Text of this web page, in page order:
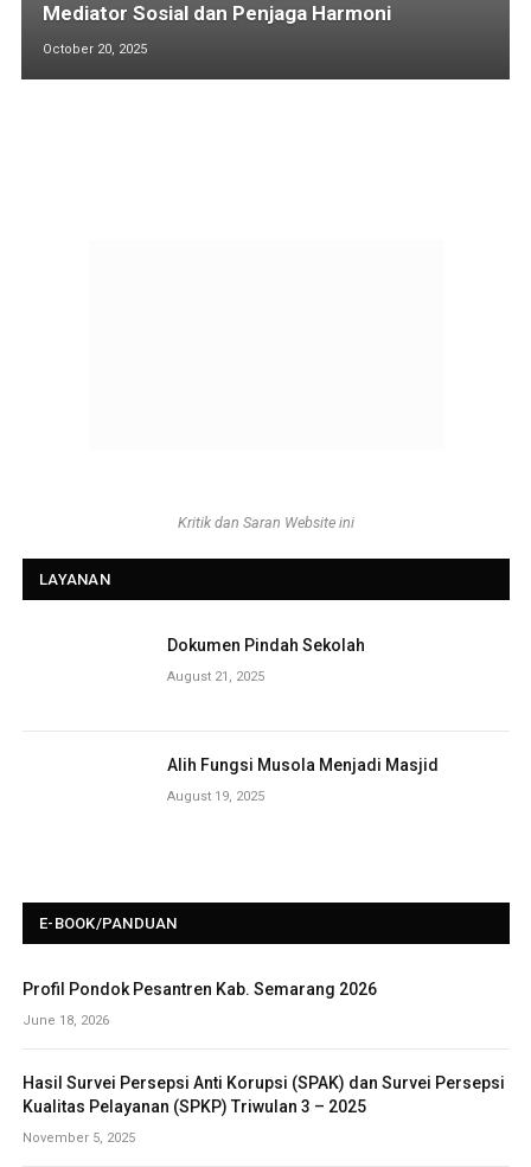
Mediator Sosial dan Penjaga Harmoni
October 20, 2025
Kritik dan Saran Website ini
LAYANAN
Dokumen Pindah Sekolah
August 21, 2025
Alih Fungsi Musola Menjadi Masjid
August 19, 2025
E-BOOK/PANDUAN
Profil Pondok Pesantren Kab. Semarang 2026
June 18, 2026
Hasil Survei Persepsi Anti Korupsi (SPAK) dan Survei Persepsi
Kualitas Pelayanan (SPKP) Triwulan 3 – 2025
November 5, 2025